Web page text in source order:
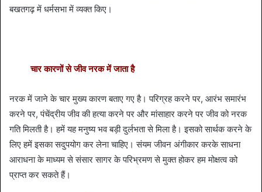
बखतगढ़ में धर्मसभा में व्यक्त किए।
चार कारणों से जीव नरक में जाता है
नरक में जाने के चार मुख्य कारण बताए गए है। परिग्रह करने पर, आरंभ समारंभ
करने पर, पंचेंद्रीय जीव की हत्या करने पर और मांसाहार करने पर जीव को नरक
गति मिलती है। हमें यह मनुष्य भव बड़ी दुर्लभता से मिला है। इसको सार्थक करने के
लिए हमें इसका सदुपयोग कर लेना चाहिए। संयम जीवन अंगीकार करके साधना
आराधना के माध्यम से संसार सागर के परिभ्रमण से मुक्त होकर हम मोक्षत्व को
प्राप्त कर सकते हैं।